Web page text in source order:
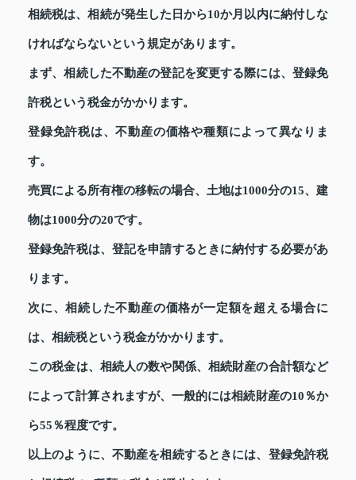
相続税は、相続が発生した日から10か月以内に納付しな
ければならないという規定があります。
まず、相続した不動産の登記を変更する際には、登録免
許税という税金がかかります。
登録免許税は、不動産の価格や種類によって異なりま
す。
売買による所有権の移転の場合、土地は1000分の15、建
物は1000分の20です。
登録免許税は、登記を申請するときに納付する必要があ
ります。
次に、相続した不動産の価格が一定額を超える場合に
は、相続税という税金がかかります。
この税金は、相続人の数や関係、相続財産の合計額など
によって計算されますが、一般的には相続財産の10％か
ら55％程度です。
以上のように、不動産を相続するときには、登録免許税